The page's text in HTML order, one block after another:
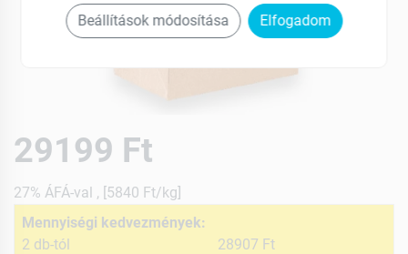
29199 Ft
27% ÁFÁ-val , [5840 Ft/kg]
Mennyiségi kedvezmények:
2 db-tól
28907 Ft
Beállítások módosítása Elfogadom